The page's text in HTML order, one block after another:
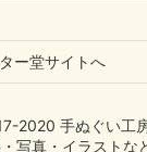
ー堂サイトへ
2020 手ぬぐい工
写真・イラストな